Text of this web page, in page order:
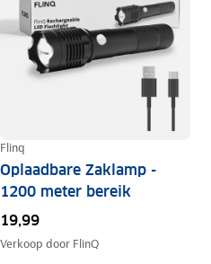
Flinq
Oplaadbare Zaklamp -
1200 meter bereik
19,99
Verkoop door FlinQ